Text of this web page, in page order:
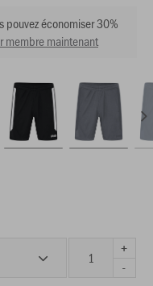
pouvez économiser 30%
membre maintenant
+
-